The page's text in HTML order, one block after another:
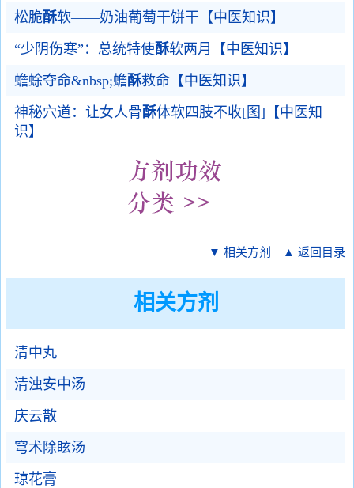
松脆酥软——奶油葡萄干饼干【中医知识】
“少阴伤寒”：总统特使酥软两月【中医知识】
蟾蜍夺命&nbsp;蟾酥救命【中医知识】
神秘穴道：让女人骨酥体软四肢不收[图]【中医知
识】
▼ 相关方剂 ▲ 返回目录
相关方剂
清中丸
清浊安中汤
庆云散
穹术除眩汤
琼花膏